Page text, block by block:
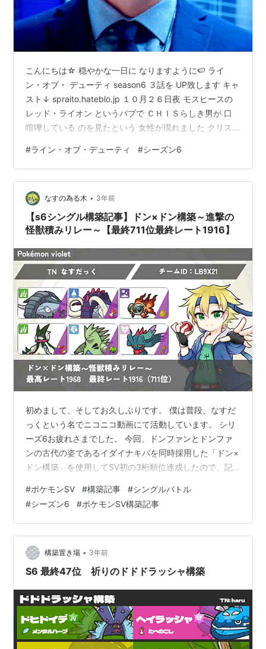
こんにちは☆ 穏やかな一日に なりますように🍉 ライ
ン・オブ・ デューティ season6 ３話を UP致します キャ
スト↓ spraito.hateblo.jp １０月２６日夜 モスヒースの
レッド・ライオン というパブで ＣＨＩＳらしき男が 口
喧嘩している のを見たという 女性が現れました クリス
りは バンクスではないと 言うのでした “様子が違ってい
た” という表現を しました どうやらテリーの 事のようで
した もう一度テリー の聴取です テリーにロイドと パブ
にいたかと 聞くとロイドと いた事は 認めました ところ
がヴェラ のこ…
#ライン・オブ・デューティ #シーズン6
なすの為る木 • 3年前
【s6シングル構築記事】ドン×ドン構築～進撃の
怪獣積みリレー～【最終711位最終レート1916】
初めまして、そしてお久しぶりです。 僕は普段、なすだ
っくという名でニコニコ動画にて活動しています。 シリ
ーズ6お疲れさまでした。 今回、ドンファンとドンファ
ンの古代の姿であるイダイナキバを同時採用した「ドン×
ドン構築」を使用してSV初の3桁順位達成したので、記
下敬語略。 構築経緯 構築コンセプト 個別紹介 イダイナ
キバ マスカーニャ ハバタクカミ バンギラス ドンファン
イーユイ 基本的な考え方 選出 対戦時 対戦前・終了時 基
本選出 きつい相手 結果 感想 構築経緯 ①まずとを入れる
ことを確定とする。 水テラス/ビルドアップみがわりが現
環…
#ポケモンSV #構築記事 #シングルバトル
#シーズン6 #ポケモンSV構築記事
構築置き場 • 3年前
S6 最終47位 祈りのドドドラッシャ構築